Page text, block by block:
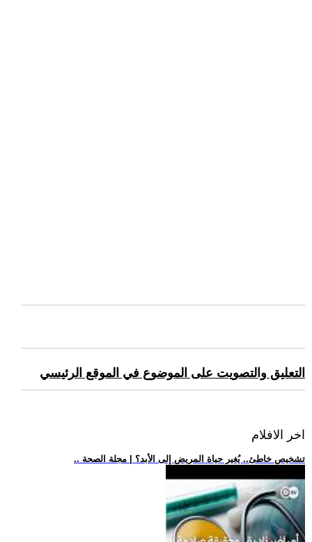
التعليق والتصويت على الموضوع في الموقع الرئيسي
اخر الافلام
.. تشخيص خاطئ.. يُغير حياة المريض إلى الأبد؟ | مجلة الصحة